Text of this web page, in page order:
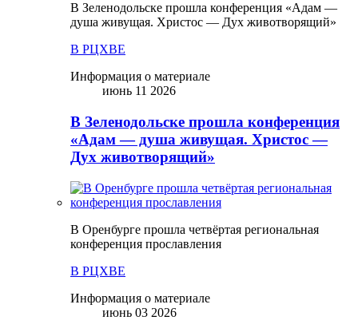
В Зеленодольске прошла конференция «Адам —
душа живущая. Христос — Дух животворящий»
В РЦХВЕ
Информация о материале
июнь 11 2026
В Зеленодольске прошла конференция
«Адам — душа живущая. Христос —
Дух животворящий»
В Оренбурге прошла четвёртая региональная
конференция прославления
В РЦХВЕ
Информация о материале
июнь 03 2026